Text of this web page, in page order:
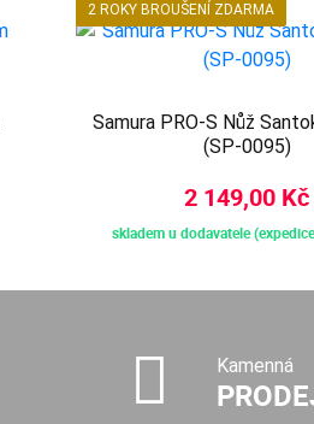
2 ROKY BROUŠENÍ ZDARMA
Samura PRO-S Nůž
(SP-0095)
2 149,00 Kč
skladem u dodavatele
Kamenná